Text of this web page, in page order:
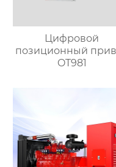
Цифровой
позиционный
OT981